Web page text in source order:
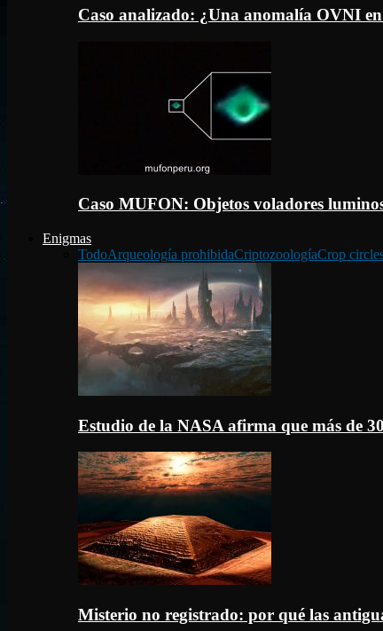
Caso analizado: ¿Una anomalía OVNI
Caso MUFON: Objetos voladores
Enigmas
TodoArqueología prohibidaCriptozoologíaCrop
Estudio de la NASA afirma que más de
Misterio no registrado: por qué las